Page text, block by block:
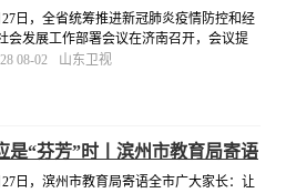
27日，全省统筹推进新冠肺炎疫情防控和经
会发展工作部署会议在济南召开，会议提
统筹推进疫情防控和经济社会发展工作的
08-02 山东卫视
是“芬芳”时丨滨州市教育局寄语
27日，滨州市教育局寄语全市广大家长：让